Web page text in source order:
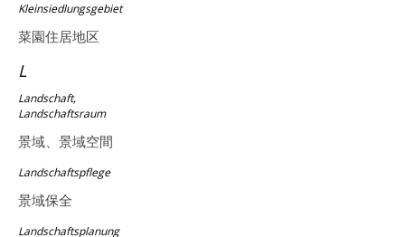
Kleinsiedlungsgebiet
菜園住居地区
L
Landschaft,
Landschaftsraum
景域、景域空間
Landschaftspflege
景域保全
Landschaftsplanung